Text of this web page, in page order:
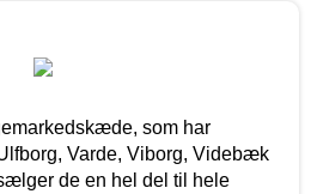
som har
Varde, Viborg, Videbæk
de en hel del til hele